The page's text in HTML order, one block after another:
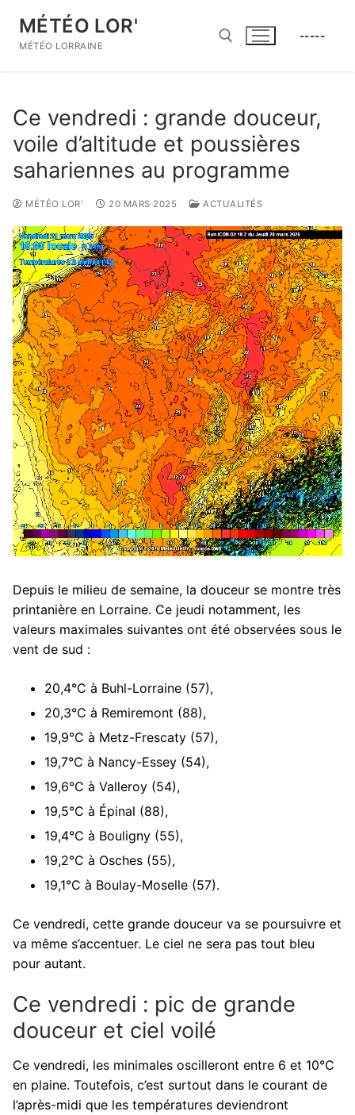
contenu
MÉTÉO LOR'
MÉTÉO LORRAINE
-----
Ce vendredi : grande douceur,
voile d’altitude et poussières
sahariennes au programme
MÉTÉO LOR' 20 MARS 2025 ACTUALITÉS
Depuis le milieu de semaine, la douceur se montre très
printanière en Lorraine. Ce jeudi notamment, les
valeurs maximales suivantes ont été observées sous le
vent de sud :
20,4°C à Buhl-Lorraine (57),
20,3°C à Remiremont (88),
19,9°C à Metz-Frescaty (57),
19,7°C à Nancy-Essey (54),
19,6°C à Valleroy (54),
19,5°C à Épinal (88),
19,4°C à Bouligny (55),
19,2°C à Osches (55),
19,1°C à Boulay-Moselle (57).
Ce vendredi, cette grande douceur va se poursuivre et
va même s’accentuer. Le ciel ne sera pas tout bleu
pour autant.
Ce vendredi : pic de grande
douceur et ciel voilé
Ce vendredi, les minimales oscilleront entre 6 et 10°C
en plaine. Toutefois, c’est surtout dans le courant de
l’après-midi que les températures deviendront